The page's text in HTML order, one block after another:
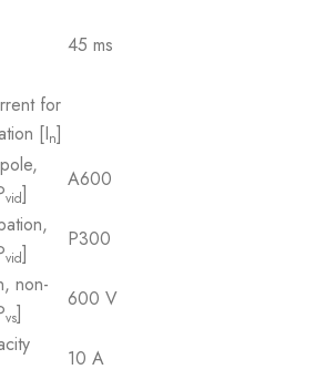
45 ms
for
[In]
vid]
A600
vid]
P300
non-
vs]
600 V
10 A